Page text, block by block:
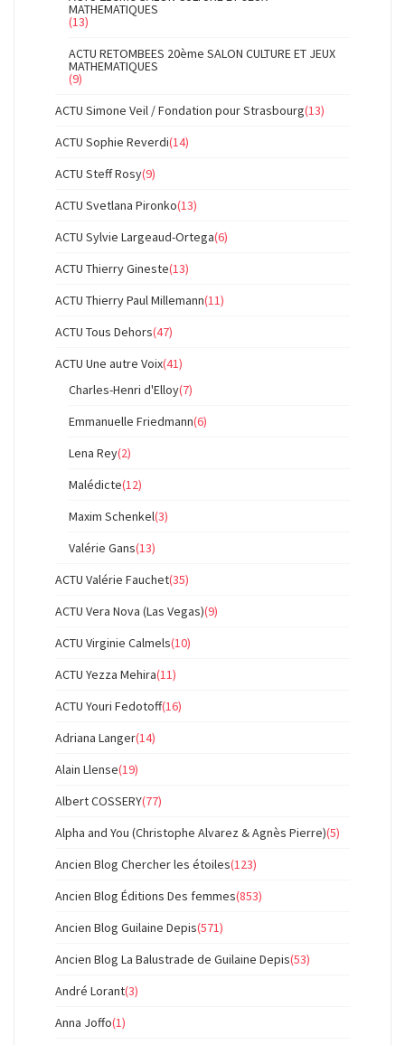
MATHEMATIQUES
(13)
ACTU RETOMBEES 20ème SALON CULTURE ET JEUX
MATHEMATIQUES
(9)
ACTU Simone Veil / Fondation pour Strasbourg(13)
ACTU Sophie Reverdi(14)
ACTU Steff Rosy(9)
ACTU Svetlana Pironko(13)
ACTU Sylvie Largeaud-Ortega(6)
ACTU Thierry Gineste(13)
ACTU Thierry Paul Millemann(11)
ACTU Tous Dehors(47)
ACTU Une autre Voix(41)
Charles-Henri d'Elloy(7)
Emmanuelle Friedmann(6)
Lena Rey(2)
Malédicte(12)
Maxim Schenkel(3)
Valérie Gans(13)
ACTU Valérie Fauchet(35)
ACTU Vera Nova (Las Vegas)(9)
ACTU Virginie Calmels(10)
ACTU Yezza Mehira(11)
ACTU Youri Fedotoff(16)
Adriana Langer(14)
Alain Llense(19)
Albert COSSERY(77)
Alpha and You (Christophe Alvarez & Agnès Pierre)(5)
Ancien Blog Chercher les étoiles(123)
Ancien Blog Éditions Des femmes(853)
Ancien Blog Guilaine Depis(571)
Ancien Blog La Balustrade de Guilaine Depis(53)
André Lorant(3)
Anna Joffo(1)